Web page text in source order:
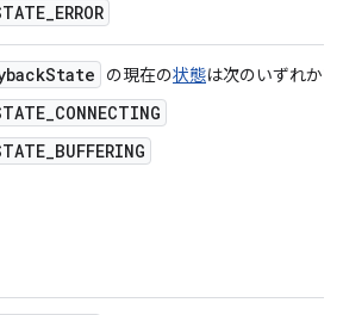
State の現在の状態は次のいずれかで